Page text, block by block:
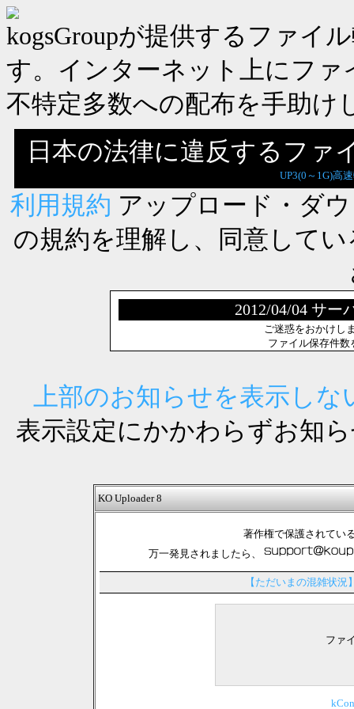
kogsGroupが提供するファイ
す。インターネット上にフ
不特定多数への配布を手助け
日本の法律に違反するファ
UP3(0～1G)高
利用規約 アップロード・ダ
の規約を理解し、同意して
2012/04/04 サー
ご迷惑をおかけし
ファイル保存件
上部のお知らせを表示しな
表示設定にかかわらずお知
KO Uploader 8
著作権で保護されてい
万一発見されましたら、
【ただいまの混雑状況
ファ